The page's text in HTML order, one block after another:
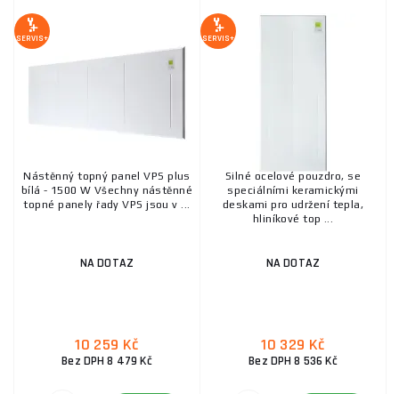
SERVIS+
Nástěnný topný panel VPS plus
bílá - 1500 W Všechny nástěnné
topné panely řady VPS jsou v ...
NA DOTAZ
10 259 Kč
Bez DPH 8 479 Kč
SERVIS+
Silné ocelové pouzdro, se
speciálními keramickými
deskami pro udržení tepla,
hliníkové top ...
NA DOTAZ
10 329 Kč
Bez DPH 8 536 Kč